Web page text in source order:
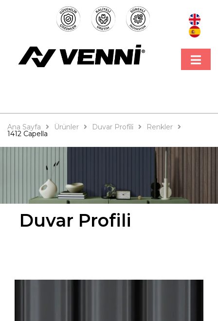
Ana Sayfa Ürünler Duvar Profi̇li̇ Renkler
1412 Capella
Duvar Profili